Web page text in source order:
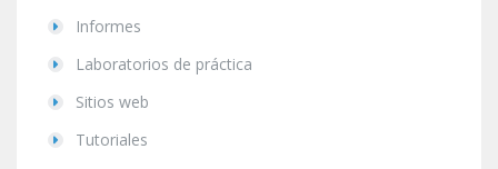
Informes
Laboratorios de práctica
Sitios web
Tutoriales